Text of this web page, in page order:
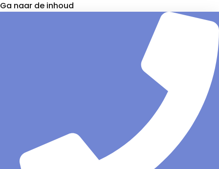
Ga naar de inhoud